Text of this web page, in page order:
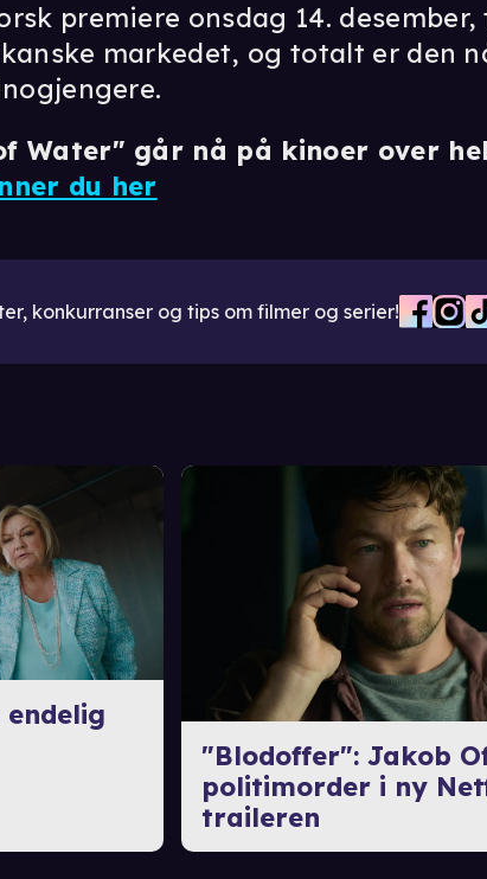
premiere onsdag 14. desember,
markedet, og totalt er den
Water" går nå på kinoer over
du her
konkurranser og tips om filmer og serier!
"Blodoffer": Jakob
politimorder i ny
traileren